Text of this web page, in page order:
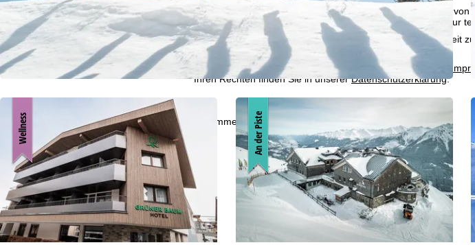
Mit einem Klick aufZustimmen akzeptieren Sie den Einsatz von
Technologien. Wenn Sie
Ablehnen
klicken, verwenden wir nur
Weitere Informationen zur Cookienutzung und die Möglichkeit
Cookie-Policy
Informationen zum Verantwortlichen finden Sie in unserem
Ihren Rechten finden Sie in unsererDatenschutzerklärung.
Zustimmen
Wellness An der Piste